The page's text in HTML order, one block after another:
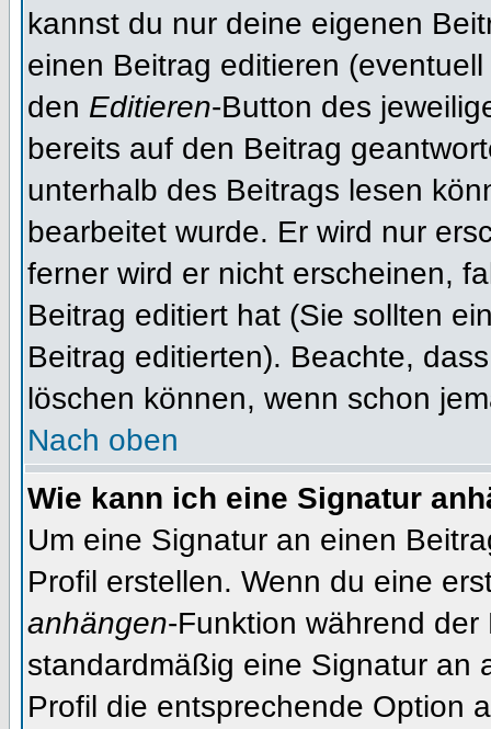
kannst du nur deine eigenen
einen Beitrag editieren
den Editieren-Button des
bereits auf den Beitrag
unterhalb des Beitrags lesen
bearbeitet wurde. Er wird nur
ferner wird er nicht erscheinen,
Beitrag editiert hat (Sie sollten
Beitrag editierten). Beachte,
löschen können, wenn schon
Nach oben
Wie kann ich eine Signatur
Um eine Signatur an einen
Profil erstellen. Wenn du eine
anhängen-Funktion während
standardmäßig eine Signatur an
Profil die entsprechende Option